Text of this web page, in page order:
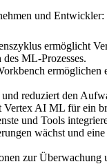
und Entwickler:
ermöglicht
ML-Prozesses.
ermöglichen
reduziert den
AI ML für ein
und Tools
wächst und
zur Überwachung